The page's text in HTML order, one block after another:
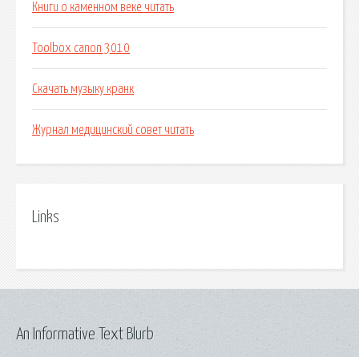
Книги о каменном веке читать
Toolbox canon 3010
Скачать музыку кранк
Журнал медицинский совет читать
Links
An Informative Text Blurb